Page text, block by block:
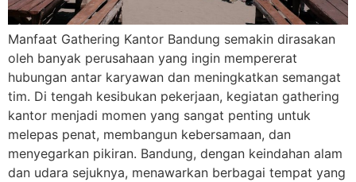
Manfaat Gathering Kantor Bandung semakin dirasakan
oleh banyak perusahaan yang ingin mempererat
hubungan antar karyawan dan meningkatkan semangat
tim. Di tengah kesibukan pekerjaan, kegiatan gathering
kantor menjadi momen yang sangat penting untuk
melepas penat, membangun kebersamaan, dan
menyegarkan pikiran. Bandung, dengan keindahan alam
dan udara sejuknya, menawarkan berbagai tempat yang